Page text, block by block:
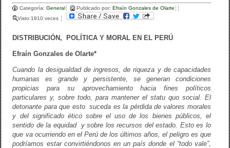
Categoría:General Publicado por:Efraín Gonzales de Olarte
Visto:1910 veces
DISTRIBUCIÓN, POLÍTICA Y MORAL EN EL PERÚ
Efraín Gonzales de Olarte*
Cuando la desigualdad de ingresos, de riqueza y de capacidades
humanas es grande y persistente, se generan condiciones
propicias para su aprovechamiento hacia fines políticos
particulares y, sobre todo, para mantener el statu quo social. El
detonante para que esto suceda es la pérdida de valores morales
y del significado ético sobre el uso de los bienes públicos, el
sentido de la equidad y sobre los recursos del estado. Esto es lo
que va ocurriendo en el Perú de los últimos años, el peligro es que
podríamos estar convirtiéndonos en un país donde el “todo vale”,